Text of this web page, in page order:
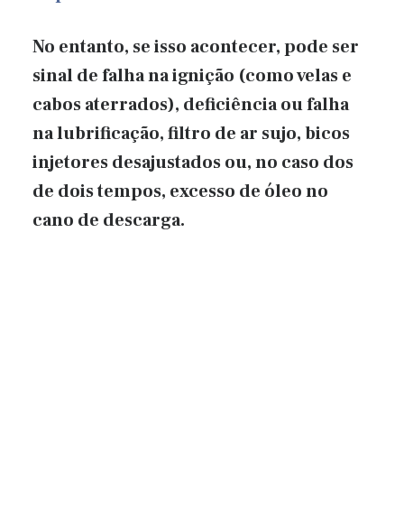
No entanto, se isso acontecer, pode ser
sinal de falha na ignição (como velas e
cabos aterrados), deficiência ou falha
na lubrificação, filtro de ar sujo, bicos
injetores desajustados ou, no caso dos
de dois tempos, excesso de óleo no
cano de descarga.